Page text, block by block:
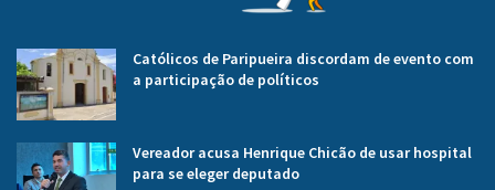
Católicos de Paripueira discordam de evento com
a participação de políticos
Vereador acusa Henrique Chicão de usar hospital
para se eleger deputado